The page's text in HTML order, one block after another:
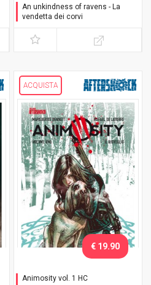
An unkindness of ravens - La
vendetta dei corvi
ACQUISTA
Animosity vol. 1 HC
€ 19.90